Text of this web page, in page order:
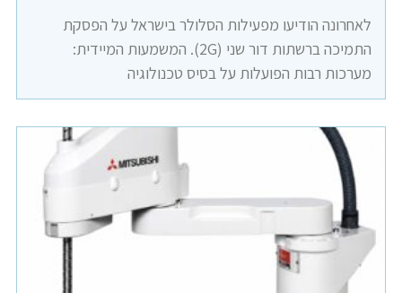
לאחרונה הודיעו מפעילות הסלולר בישראל על הפסקת
התמיכה ברשתות דור שני (2G). המשמעות המיידית:
מערכות רבות הפועלות על בסיס טכנולוגיה